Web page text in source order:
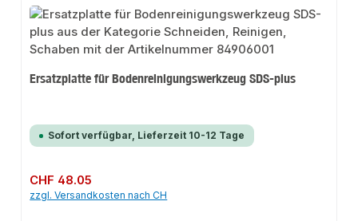
Ersatzplatte für Bodenreinigungswerkzeug SDS-plus
Sofort verfügbar, Lieferzeit 10-12 Tage
Regulärer Preis:
CHF 48.05
zzgl. Versandkosten nach CH